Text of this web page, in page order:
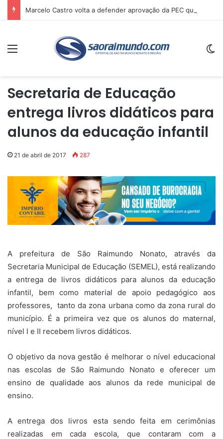
Menu
Secretaria de Educação
entrega livros didáticos para
alunos da educação infantil
21 de abril de 2017 287
A prefeitura de São Raimundo Nonato, através da
Secretaria Municipal de Educação (SEMEL), está realizando
a entrega de livros didáticos para alunos da educação
infantil, bem como material de apoio pedagógico aos
professores, tanto da zona urbana como da zona rural do
município. É a primeira vez que os alunos do maternal,
nível I e II recebem livros didáticos.
O objetivo da nova gestão é melhorar o nível educacional
nas escolas de São Raimundo Nonato e oferecer um
ensino de qualidade aos alunos da rede municipal de
ensino.
A entrega dos livros esta sendo feita em cerimônias
realizadas em cada escola, que contaram com a